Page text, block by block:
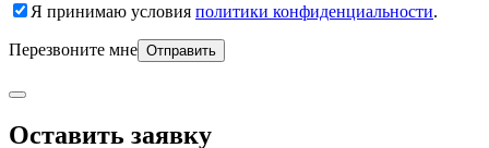
Я принимаю условия политики конфиденциальности.
Перезвоните мне
Оставить заявку